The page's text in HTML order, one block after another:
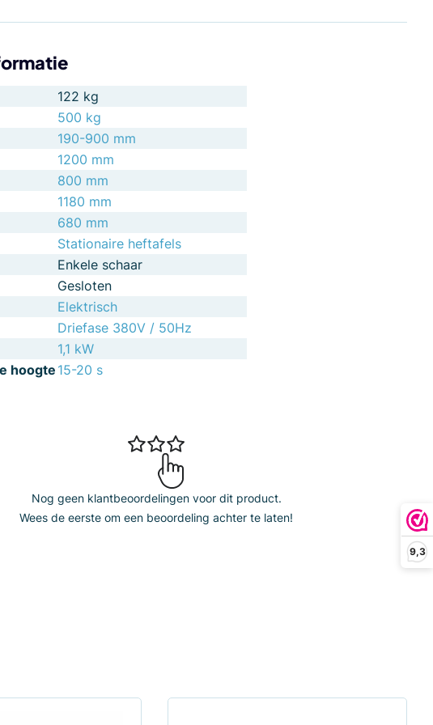
9,3
122 kg
500 kg
190-900 mm
1200 mm
800 mm
1180 mm
680 mm
Stationaire heftafels
Enkele schaar
Gesloten
Elektrisch
Driefase 380V / 50Hz
1,1 kW
hoogte15-20 s
Nog geen klantbeoordelingen voor dit product.
Wees de eerste om een beoordeling achter te laten!